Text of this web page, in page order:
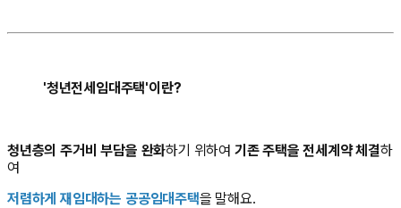
'청년전세임대주택'이란?
청년층의 주거비 부담을 완화하기 위하여 기존 주택을 전세계약 체결하
여
저렴하게 재임대하는 공공임대주택을 말해요.